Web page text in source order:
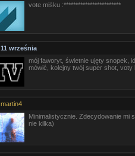
vote miśku :************************
11 września
mój faworyt, świetnie ujęty snopek,
mówić, kolejny twój super shot, voty
martin4
Minimalistycznie. Zdecydowanie mi
nie kilka)